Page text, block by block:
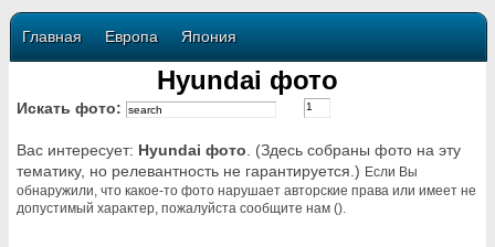
Главная Европа Япония
Hyundai фото
Искать фото:
Вас интересует: Hyundai фото . (Здесь собраны фото на эту
тематику, но релевантность не гарантируется.) Если Вы
обнаружили, что какое-то фото нарушает авторские права или имеет не
допустимый характер, пожалуйста сообщите нам ().